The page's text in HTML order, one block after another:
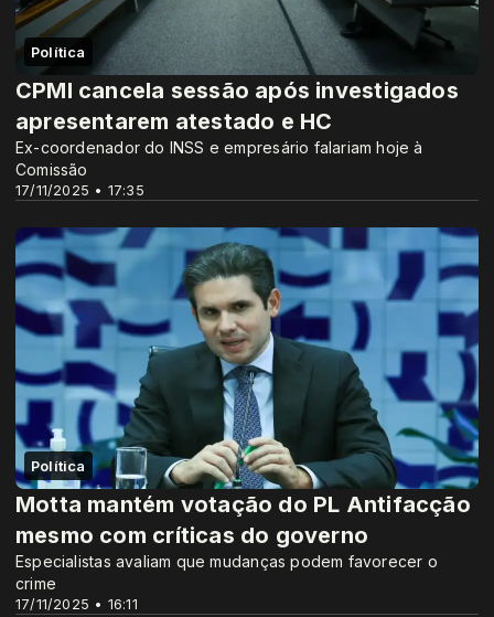
Política
17/11/2025 • 17:35
CPMI cancela sessão após investigados
apresentarem atestado e HC
Ex-coordenador do INSS e empresário falariam hoje à
Comissão
Política
17/11/2025 • 16:11
Motta mantém votação do PL Antifacção
mesmo com críticas do governo
Especialistas avaliam que mudanças podem favorecer o
crime